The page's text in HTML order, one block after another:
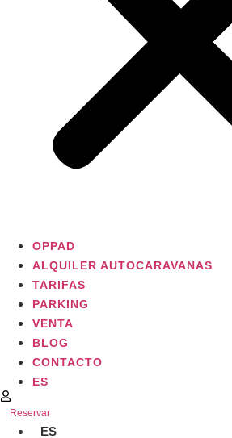
OPPAD
ALQUILER AUTOCARAVANAS
TARIFAS
PARKING
VENTA
BLOG
CONTACTO
ES
Reservar
ES